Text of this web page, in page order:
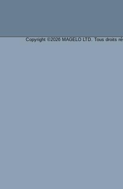
Copyright ©2026 MAGELO LTD. Tous droits